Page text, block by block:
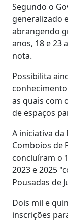
Segundo o
generalizado
abrangendo
anos, 18 e 23
nota.
Possibilita
as quais com
de espaços
A iniciativa da
Comboios de
concluíram o
2023 e 2025
Pousadas de
Dois mil e
inscrições